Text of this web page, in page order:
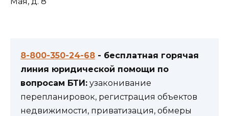
8-800-350-24-68 - бесплатная горячая
линия юридической помощи по
вопросам БТИ: узаконивание
перепланировок, регистрация объектов
недвижимости, приватизация, обмеры